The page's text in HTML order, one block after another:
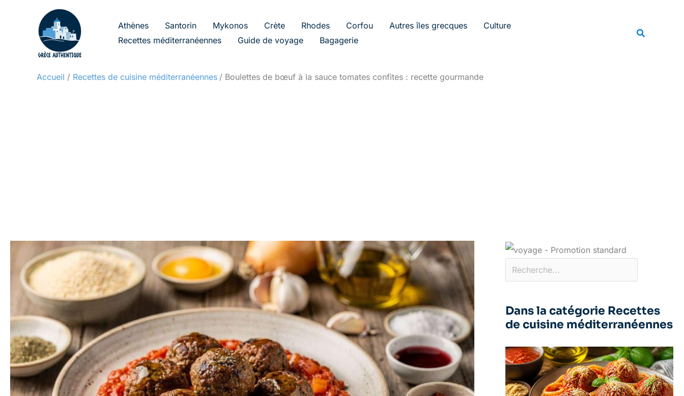
Athènes Santorin Mykonos Crète Rhodes Corfou Autres îles grecques
Culture
Recettes méditerranéennes
Guide de voyage Bagagerie
Accueil Recettes de cuisine méditerranéennes Boulettes de bœuf à la sauce tomates confites : recette gourmande
Dans la catégorie Recettes
de cuisine méditerranéennes